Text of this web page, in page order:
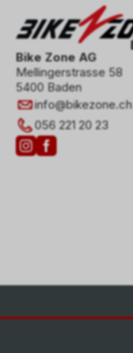
Bike Zone AG
Mellingerstrasse 58
5400 Baden
info@bikezone.ch
056 221 20 23